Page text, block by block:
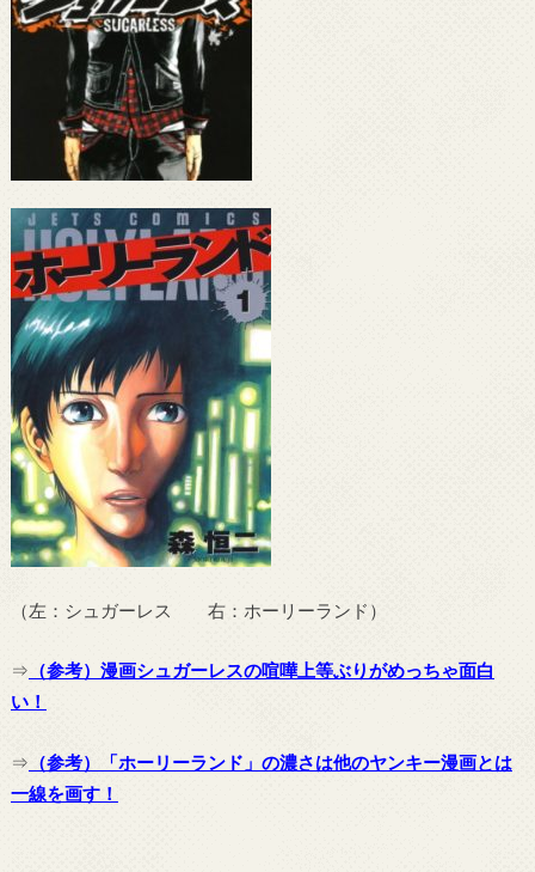
（左：シュガーレス 右：ホーリーランド）
⇒ （参考）漫画シュガーレスの喧嘩上等ぶりがめっちゃ面白
い！
⇒ （参考）「ホーリーランド」の濃さは他のヤンキー漫画とは
一線を画す！